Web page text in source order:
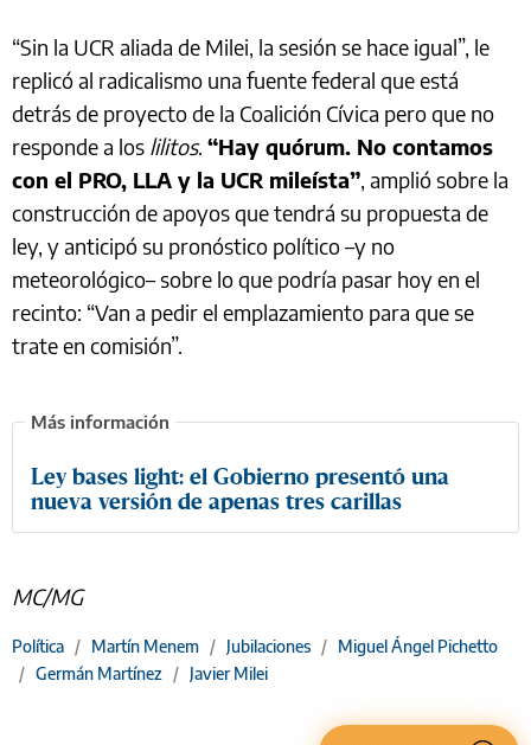
“Sin la UCR aliada de Milei, la sesión se hace igual”, le
replicó al radicalismo una fuente federal que está
detrás de proyecto de la Coalición Cívica pero que no
responde a los lilitos. “Hay quórum. No contamos
con el PRO, LLA y la UCR mileísta”, amplió sobre la
construcción de apoyos que tendrá su propuesta de
ley, y anticipó su pronóstico político –y no
meteorológico– sobre lo que podría pasar hoy en el
recinto: “Van a pedir el emplazamiento para que se
trate en comisión”.
Ley bases light: el Gobierno presentó una
nueva versión de apenas tres carillas
MC/MG
Política / Martín Menem / Jubilaciones / Miguel Ángel Pichetto
/ Germán Martínez / Javier Milei